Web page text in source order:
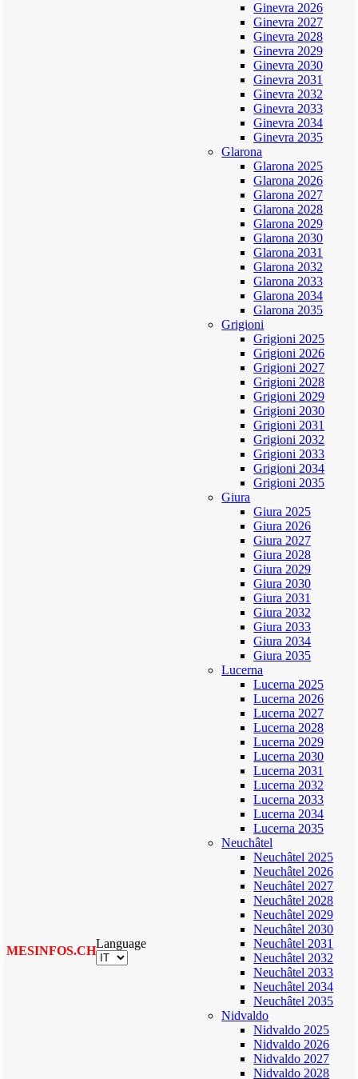
MESINFOS.CH
Language
Ginevra 2026
Ginevra 2027
Ginevra 2028
Ginevra 2029
Ginevra 2030
Ginevra 2031
Ginevra 2032
Ginevra 2033
Ginevra 2034
Ginevra 2035
Glarona
Glarona 2025
Glarona 2026
Glarona 2027
Glarona 2028
Glarona 2029
Glarona 2030
Glarona 2031
Glarona 2032
Glarona 2033
Glarona 2034
Glarona 2035
Grigioni
Grigioni 2025
Grigioni 2026
Grigioni 2027
Grigioni 2028
Grigioni 2029
Grigioni 2030
Grigioni 2031
Grigioni 2032
Grigioni 2033
Grigioni 2034
Grigioni 2035
Giura
Giura 2025
Giura 2026
Giura 2027
Giura 2028
Giura 2029
Giura 2030
Giura 2031
Giura 2032
Giura 2033
Giura 2034
Giura 2035
Lucerna
Lucerna 2025
Lucerna 2026
Lucerna 2027
Lucerna 2028
Lucerna 2029
Lucerna 2030
Lucerna 2031
Lucerna 2032
Lucerna 2033
Lucerna 2034
Lucerna 2035
Neuchâtel
Neuchâtel 2025
Neuchâtel 2026
Neuchâtel 2027
Neuchâtel 2028
Neuchâtel 2029
Neuchâtel 2030
Neuchâtel 2031
Neuchâtel 2032
Neuchâtel 2033
Neuchâtel 2034
Neuchâtel 2035
Nidvaldo
Nidvaldo 2025
Nidvaldo 2026
Nidvaldo 2027
Nidvaldo 2028